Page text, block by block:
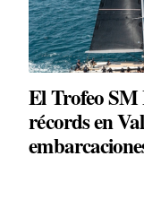
El Trofeo SM
récords en